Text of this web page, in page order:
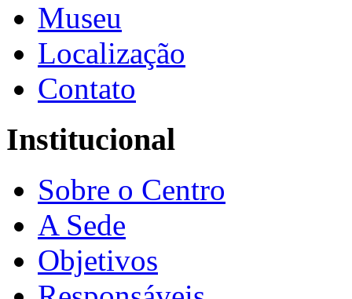
Museu
Localização
Contato
Institucional
Sobre o Centro
A Sede
Objetivos